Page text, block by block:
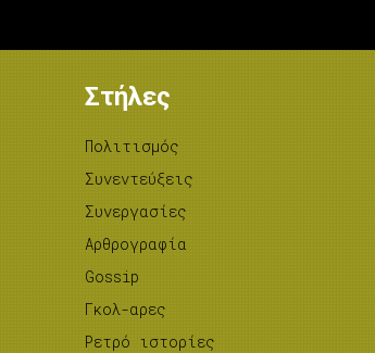
Στήλες
Πολιτισμός
Συνεντεύξεις
Συνεργασίες
Αρθρογραφία
Gossip
Γκολ-αρες
Ρετρό ιστορίες